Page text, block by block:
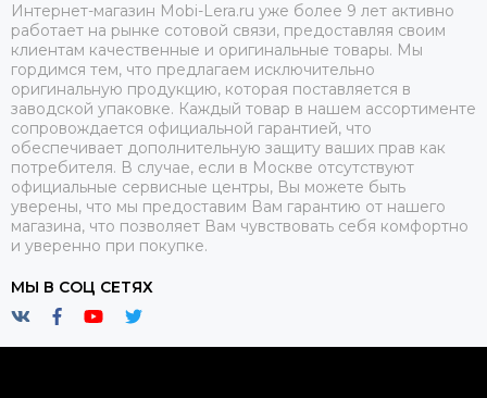
Интернет-магазин Mobi-Lera.ru уже более 9 лет активно
работает на рынке сотовой связи, предоставляя своим
клиентам качественные и оригинальные товары. Мы
гордимся тем, что предлагаем исключительно
оригинальную продукцию, которая поставляется в
заводской упаковке. Каждый товар в нашем ассортименте
сопровождается официальной гарантией, что
обеспечивает дополнительную защиту ваших прав как
потребителя. В случае, если в Москве отсутствуют
официальные сервисные центры, Вы можете быть
уверены, что мы предоставим Вам гарантию от нашего
магазина, что позволяет Вам чувствовать себя комфортно
и уверенно при покупке.
МЫ В СОЦ СЕТЯХ